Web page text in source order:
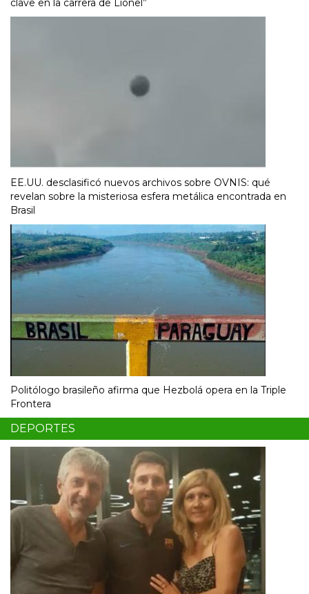
clave en la carrera de Lionel”
EE.UU. desclasificó nuevos archivos sobre OVNIS: qué
revelan sobre la misteriosa esfera metálica encontrada en
Brasil
Politólogo brasileño afirma que Hezbolá opera en la Triple
Frontera
DEPORTES